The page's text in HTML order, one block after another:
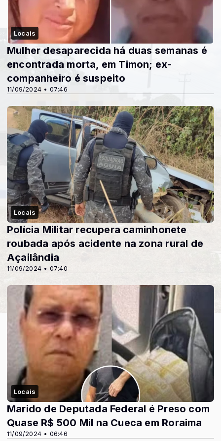
Locais
11/09/2024 • 07:46
Mulher desaparecida há duas semanas é
encontrada morta, em Timon; ex-
companheiro é suspeito
Locais
11/09/2024 • 07:40
Polícia Militar recupera caminhonete
roubada após acidente na zona rural de
Açailândia
Locais
11/09/2024 • 06:46
Marido de Deputada Federal é Preso com
Quase R$ 500 Mil na Cueca em Roraima